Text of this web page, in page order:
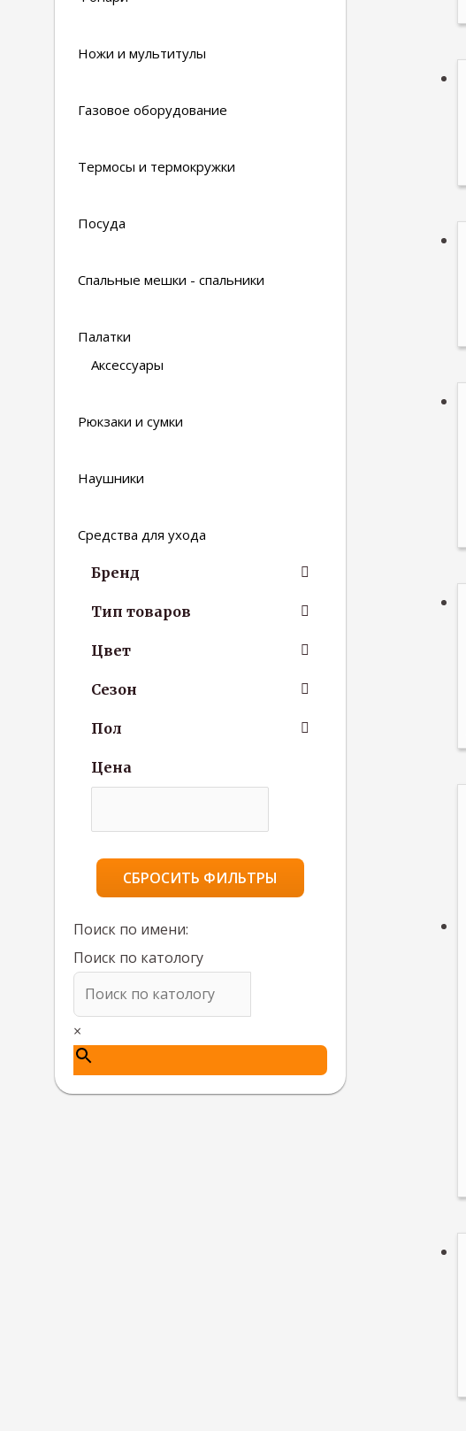
Ножи и мультитулы
Газовое оборудование
Термосы и термокружки
Посуда
Спальные мешки - спальники
Палатки
Аксессуары
Рюкзаки и сумки
Наушники
Средства для ухода
Бренд
Тип товаров
Цвет
Сезон
Пол
Цена
СБРОСИТЬ ФИЛЬТРЫ
Поиск по имени:
Поиск по катологу
×